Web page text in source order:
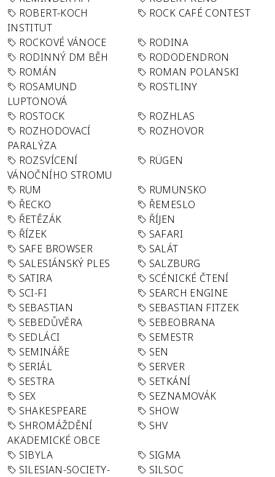
ROBERT-KOCH
INSTITUT
ROCK CAFÉ CONTEST
ROCKOVÉ VÁNOCE
RODINA
RODINNÝ DM BĚH
RODODENDRON
ROMÁN
ROMAN POLANSKI
ROSAMUND
LUPTONOVÁ
ROSTLINY
ROSTOCK
ROZHLAS
ROZHODOVACÍ
PARALÝZA
ROZHOVOR
ROZSVÍCENÍ
VÁNOČNÍHO STROMU
RÜGEN
RUM
RUMUNSKO
ŘECKO
ŘEMESLO
ŘETĚZÁK
ŘÍJEN
ŘÍZEK
SAFARI
SAFE BROWSER
SALÁT
SALESIÁNSKÝ PLES
SALZBURG
SATIRA
SCÉNICKÉ ČTENÍ
SCI-FI
SEARCH ENGINE
SEBASTIAN
SEBASTIAN FITZEK
SEBEDŮVĚRA
SEBEOBRANA
SEDLÁCI
SEMESTR
SEMINÁŘE
SEN
SERIÁL
SERVER
SESTRA
SETKÁNÍ
SEX
SEZNAMOVÁK
SHAKESPEARE
SHOW
SHROMÁŽDĚNÍ
AKADEMICKÉ OBCE
SHV
SIBYLA
SIGMA
SILESIAN-SOCIETY-
SILSOC